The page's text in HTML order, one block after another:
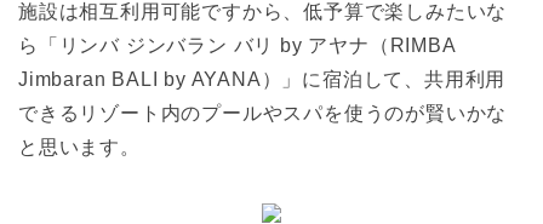
施設は相互利用可能ですから、低予算で楽しみたいな
ら「リンバ ジンバラン バリ by アヤナ（RIMBA
Jimbaran BALI by AYANA）」に宿泊して、共用利用
できるリゾート内のプールやスパを使うのが賢いかな
と思います。